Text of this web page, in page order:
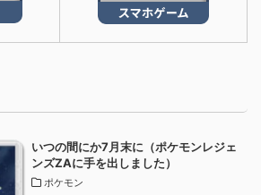
いつの間にか7月末に（ポケモンレジェ
ンズZAに手を出しました）
ポケモン